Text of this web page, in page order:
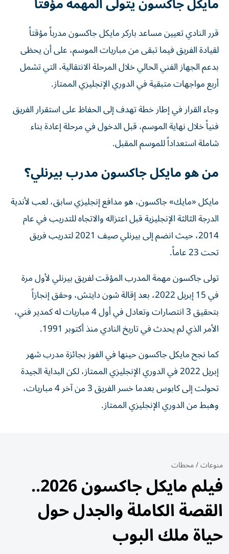
قرر النادي تعيين مساعد باركر مايكل جاكسون مدرباً مؤقتاً
لقيادة الفريق فيما تبقى من مباريات الموسم، على أن يحظى
بدعم الجهاز الفني الحالي خلال المرحلة الانتقالية، التي تشمل
أربع مواجهات متبقية في الدوري الإنجليزي الممتاز.
وجاء القرار في إطار خطة تهدف إلى الحفاظ على استقرار الفريق
فنياً خلال نهاية الموسم، قبل الدخول في مرحلة إعادة بناء
شاملة استعداداً للموسم المقبل.
من هو مايكل جاكسون مدرب بيرنلي؟
مايكل «مايك» جاكسون، هو مدافع إنجليزي سابق، لعب لأندية
الدرجة الثالثة الإنجليزية قبل اعتزاله والاتجاه للتدريب في عام
2014، حيث انضم إلى بيرنلي صيف 2021 لتدريب فريق
تحت 23 عاماً.
تولى جاكسون مهمة المدرب المؤقت لفريق بيرنلي لأول مرة
في 15 إبريل 2022، بعد إقالة شون دايتش، وحقق إنجازاً
بتحقيق 3 انتصارات وتعادل في أول 4 مباريات له كمدير فني،
الأمر الذي لم يحدث في تاريخ النادي منذ أكتوبر 1991.
كما نجح مايكل جاكسون حينها في الفوز بجائزة مدرب شهر
إبريل 2022 في الدوري الإنجليزي الممتاز، لكن البداية الجيدة
تحولت إلى كابوس بعدما خسر الفريق 3 من آخر 4 مباريات،
وهبط من الدوري الإنجليزي الممتاز.
منوعات/محطات
فيلم مايكل جاكسون 2026..
القصة الكاملة والجدل حول
حياة ملك البوب